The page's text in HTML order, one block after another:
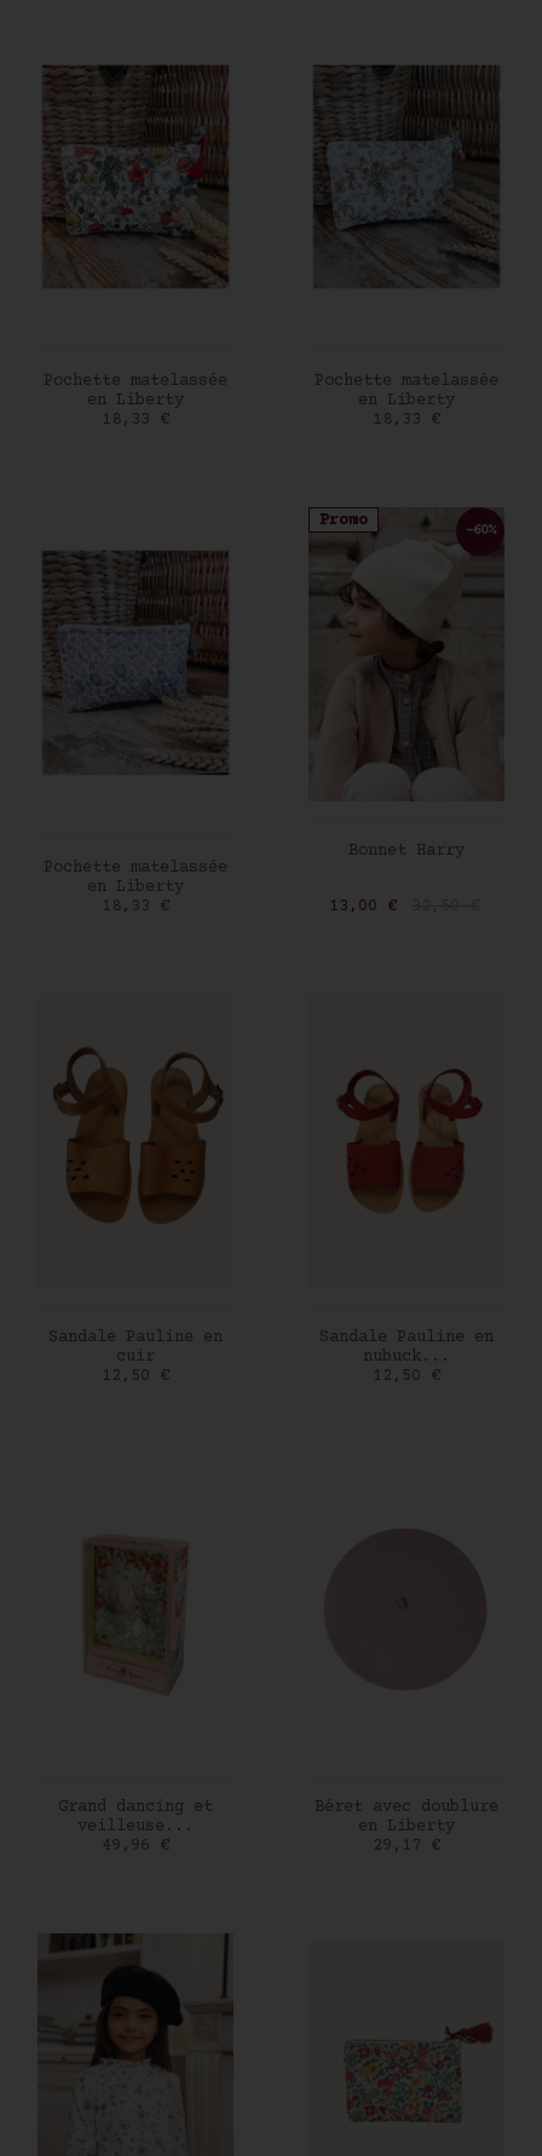
AJOUTER AU PANIER
Pochette matelassée
en Liberty
Prix
18,33 €
AJOUTER AU PANIER
Pochette matelassée
en Liberty
Prix
18,33 €
AJOUTER AU PANIER
Pochette matelassée
en Liberty
Prix
18,33 €
Promo
AJOUTER AU PANIER
Bonnet Harry
Prix
13,00 €
-60%
AJOUTER AU PANIER
Sandale Pauline en
cuir
Prix
12,50 €
AJOUTER AU PANIER
Sandale Pauline en
nubuck...
Prix
12,50 €
AJOUTER AU PANIER
Grand dancing et
veilleuse...
Prix
49,96 €
AJOUTER AU PANIER
Béret avec doublure
en Liberty
Prix
29,17 €